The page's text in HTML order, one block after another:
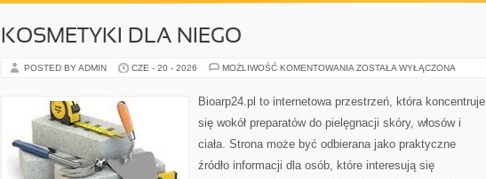
KOSMETYKI DLA NIEGO
POSTED BY ADMIN CZE - 20 - 2026 MOŻLIWOŚĆ KOMENTOWANIA KOSMETYKI
ZOSTAŁA WYŁĄCZONA
Bioarp24.pl to internetowa przestrzeń, która koncentruje
się wokół preparatów do pielęgnacji skóry, włosów i
ciała. Strona może być odbierana jako praktyczne
źródło informacji dla osób, które interesują się